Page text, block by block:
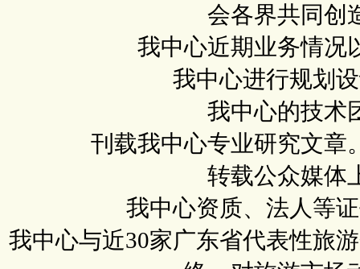
会各界共同创
我中心近期业务情况
我中心进行规划
我中心的技术
刊载我中心专业研究文章
转载公众媒体
我中心资质、法人等
我中心与近30家广东省代表性旅